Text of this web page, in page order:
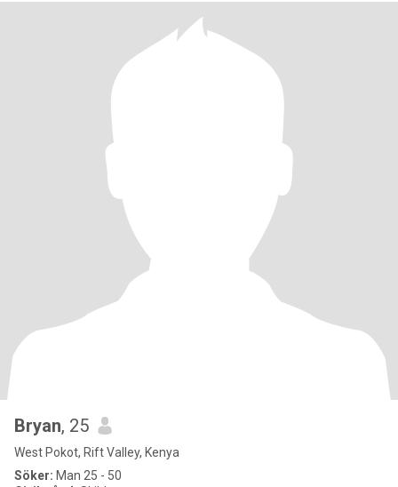
Bryan, 25
West Pokot, Rift Valley, Kenya
Söker: Man 25 - 50